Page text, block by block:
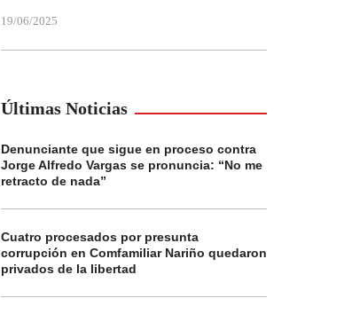
19/06/2025
Últimas Noticias
Denunciante que sigue en proceso contra
Jorge Alfredo Vargas se pronuncia: “No me
retracto de nada”
Cuatro procesados por presunta
corrupción en Comfamiliar Nariño quedaron
privados de la libertad